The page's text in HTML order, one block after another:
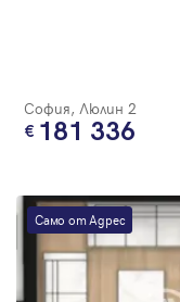
София, Люлин 2
181 336
Само от Адрес